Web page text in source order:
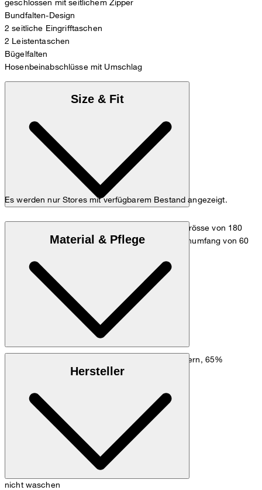
Es werden nur Stores mit verfügbarem Bestand angezeigt.
Bundfalten-Design
2 seitliche Eingrifftaschen
2 Leistentaschen
Bügelfalten
Hosenbeinabschlüsse mit Umschlag
Size & Fit
Das Model trägt die Grösse 36 bei einer Körpergrösse von 180
cm, einem Brustumfang von 83 cm, einem Taillenumfang von 60
Maßtabelle
Material & Pflege
Mischung aus 30% Polyester, 5% sonstigen Fasern, 65%
Baumwolle (recycelt)
nicht waschen
Hersteller